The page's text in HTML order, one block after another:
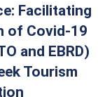
Facilitating
of Covid-19
and EBRD)
Tourism